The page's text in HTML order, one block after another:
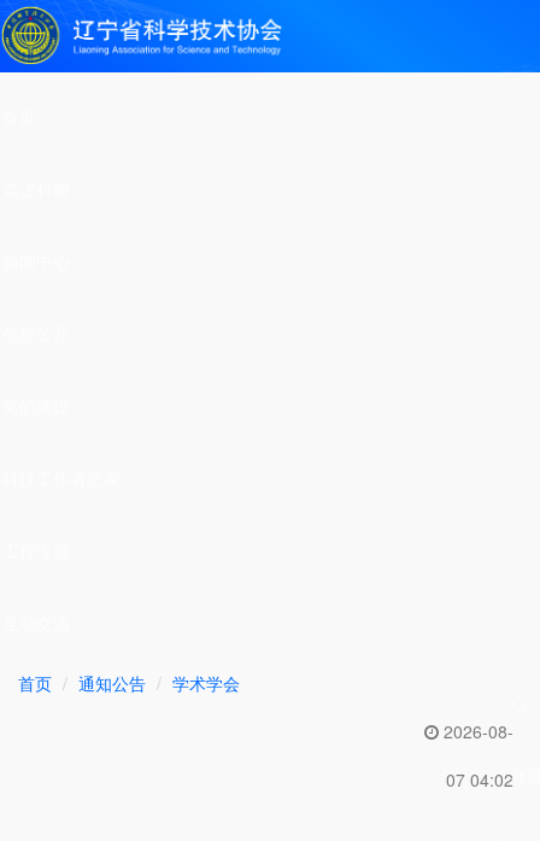
登
首页 通知公告
学术学会
2026-08-
07 04:02